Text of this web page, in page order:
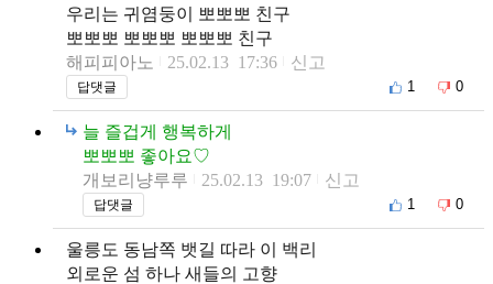
우리는 귀염둥이 뽀뽀뽀 친구
뽀뽀뽀 뽀뽀뽀 뽀뽀뽀 친구
해피피아노
25.02.13 17:36 신고
답댓글 1 0
늘 즐겁게 행복하게
뽀뽀뽀 좋아요♡
개보리냥루루
25.02.13 19:07 신고
답댓글 1 0
울릉도 동남쪽 뱃길 따라 이 백리
외로운 섬 하나 새들의 고향